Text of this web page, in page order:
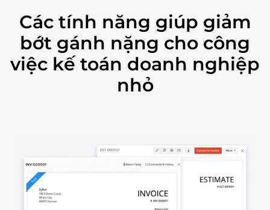
Các tính năng giúp giảm
bớt gánh nặng cho công
việc kế toán doanh nghiệp
nhỏ